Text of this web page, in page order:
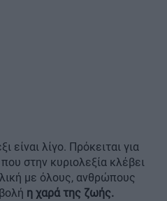
είναι λίγο. Πρόκειται για
στην κυριολεξία κλέβει
με όλους, ανθρώπους
η χαρά της ζωής.